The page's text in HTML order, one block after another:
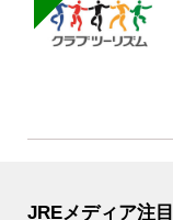
JREメディア注